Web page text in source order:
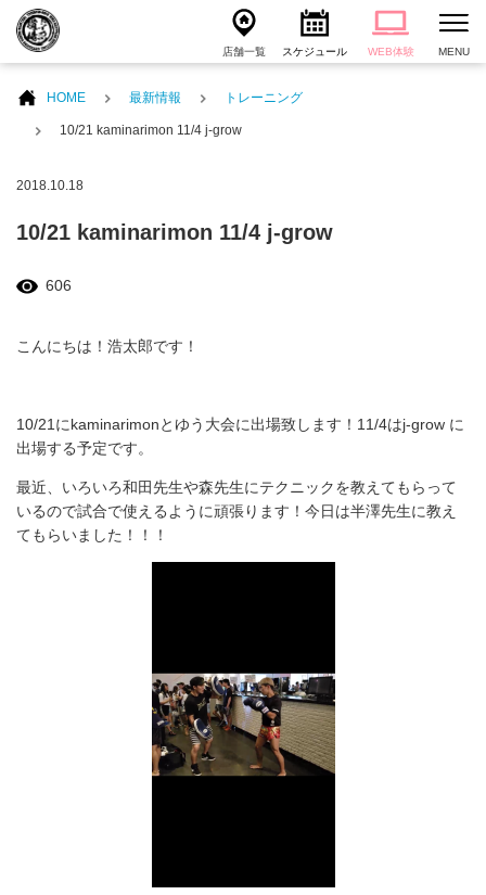
店舗一覧 スケジュール WEB体験 MENU
HOME 最新情報 トレーニング
10/21 kaminarimon 11/4 j-grow
2018.10.18
10/21 kaminarimon 11/4 j-grow
606
こんにちは！浩太郎です！
10/21にkaminarimonとゆう大会に出場致します！11/4はj-grow に
出場する予定です。
最近、いろいろ和田先生や森先生にテクニックを教えてもらって
いるので試合で使えるように頑張ります！今日は半澤先生に教え
てもらいました！！！